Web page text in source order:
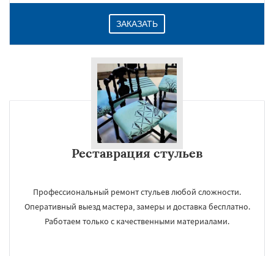
ЗАКАЗАТЬ
Реставрация стульев
Профессиональный ремонт стульев любой сложности.
Оперативный выезд мастера, замеры и доставка бесплатно.
Работаем только с качественными материалами.